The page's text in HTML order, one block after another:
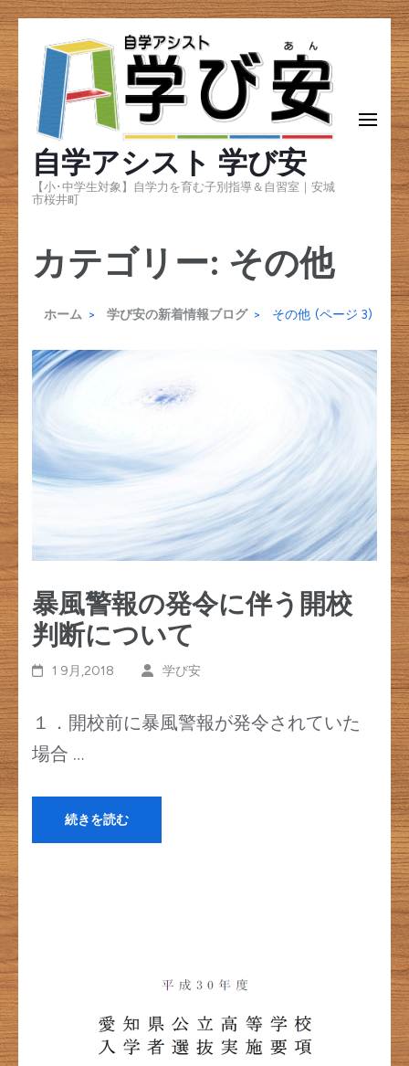
コ
ン
テ
ン
ツ
へ
ス
キ
ッ
プ
(Enter
を
押
す)
自学アシスト 学び安
【小･中学生対象】自学力を育む子別指導＆自習室｜安城
市桜井町
カテゴリー: その他
ホーム > 学び安の新着情報ブログ > その他 (ページ 3)
暴風警報の発令に伴う開校
判断について
1 9月,2018 学び安
１．開校前に暴風警報が発令されていた
場合 …
続きを読む